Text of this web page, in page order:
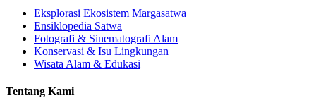
Eksplorasi Ekosistem Margasatwa
Ensiklopedia Satwa
Fotografi & Sinematografi Alam
Konservasi & Isu Lingkungan
Wisata Alam & Edukasi
Tentang Kami